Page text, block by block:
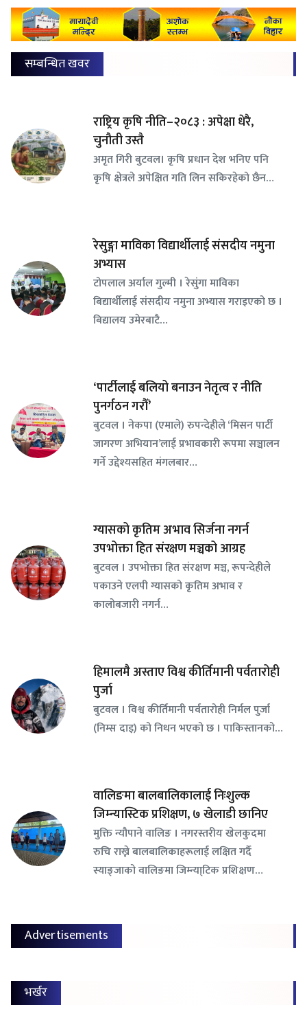
सम्बन्धित खवर
राष्ट्रिय कृषि नीति–२०८३ : अपेक्षा धेरै,
चुनौती उस्तै
अमृत गिरी बुटवल। कृषि प्रधान देश भनिए पनि
कृषि क्षेत्रले अपेक्षित गति लिन सकिरहेको छैन…
रेसुङ्गा माविका विद्यार्थीलाई संसदीय नमुना
अभ्यास
टोपलाल अर्याल गुल्मी । रेसुंगा माविका
बिद्यार्थीलाई संसदीय नमुना अभ्यास गराइएको छ ।
बिद्यालय उमेरबाटै…
‘पार्टीलाई बलियो बनाउन नेतृत्व र नीति
पुनर्गठन गरौँ’
बुटवल । नेकपा (एमाले) रुपन्देहीले ‘मिसन पार्टी
जागरण अभियान’लाई प्रभावकारी रूपमा सञ्चालन
गर्ने उद्देश्यसहित मंगलबार…
ग्यासको कृतिम अभाव सिर्जना नगर्न
उपभोक्ता हित संरक्षण मञ्चको आग्रह
बुटवल । उपभोक्ता हित संरक्षण मञ्च, रूपन्देहीले
पकाउने एलपी ग्यासको कृतिम अभाव र
कालोबजारी नगर्न…
हिमालमै अस्ताए विश्व कीर्तिमानी पर्वतारोही
पुर्जा
बुटवल । विश्व कीर्तिमानी पर्वतारोही निर्मल पुर्जा
(निम्स दाइ) को निधन भएको छ । पाकिस्तानको…
वालिङमा बालबालिकालाई निःशुल्क
जिम्न्यास्टिक प्रशिक्षण, ७ खेलाडी छानिए
​मुक्ति न्यौपाने वालिङ । नगरस्तरीय खेलकुदमा
रुचि राख्ने बालबालिकाहरूलाई लक्षित गर्दै
स्याङ्जाको वालिङमा जिम्न्या्टिक प्रशिक्षण…
Advertisements
भर्खर